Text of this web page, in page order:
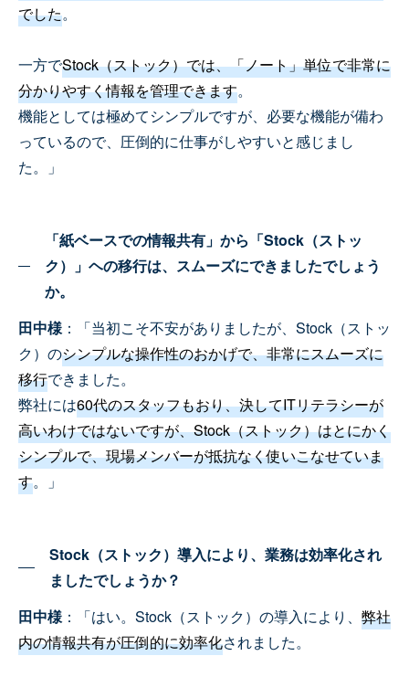
でした。
一方でStock（ストック）では、「ノート」単位で非常に
分かりやすく情報を管理できます。
機能としては極めてシンプルですが、必要な機能が備わ
っているので、圧倒的に仕事がしやすいと感じまし
た。」
「紙ベースでの情報共有」から「Stock（ストッ
ク）」ヘの移行は、スムーズにできましたでしょう
か。
田中様：「当初こそ不安がありましたが、Stock（ストッ
ク）のシンプルな操作性のおかげで、非常にスムーズに
移行できました。
弊社には60代のスタッフもおり、決してITリテラシーが
高いわけではないですが、Stock（ストック）はとにかく
シンプルで、現場メンバーが抵抗なく使いこなせていま
す。」
Stock（ストック）導入により、業務は効率化され
ましたでしょうか？
田中様：「はい。Stock（ストック）の導入により、 弊社
内の情報共有が圧倒的に効率化されました。